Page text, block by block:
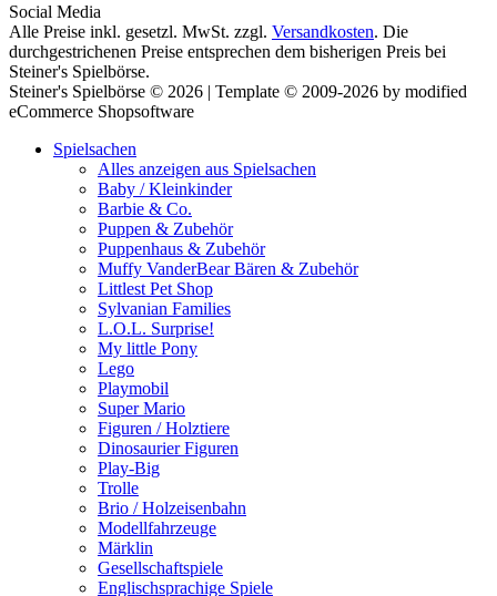
Social Media
Alle Preise inkl. gesetzl. MwSt. zzgl. Versandkosten. Die
durchgestrichenen Preise entsprechen dem bisherigen Preis bei
Steiner's Spielbörse.
Steiner's Spielbörse © 2026 | Template © 2009-2026 by modified
eCommerce Shopsoftware
Spielsachen
Alles anzeigen aus Spielsachen
Baby / Kleinkinder
Barbie & Co.
Puppen & Zubehör
Puppenhaus & Zubehör
Muffy VanderBear Bären & Zubehör
Littlest Pet Shop
Sylvanian Families
L.O.L. Surprise!
My little Pony
Lego
Playmobil
Super Mario
Figuren / Holztiere
Dinosaurier Figuren
Play-Big
Trolle
Brio / Holzeisenbahn
Modellfahrzeuge
Märklin
Gesellschaftspiele
Englischsprachige Spiele